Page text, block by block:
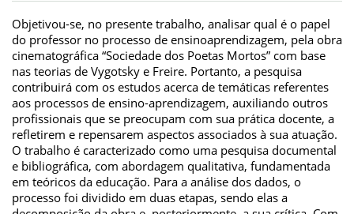
Objetivou-se, no presente trabalho, analisar qual é o papel
do professor no processo de ensinoaprendizagem, pela obra
cinematográfica “Sociedade dos Poetas Mortos” com base
nas teorias de Vygotsky e Freire. Portanto, a pesquisa
contribuirá com os estudos acerca de temáticas referentes
aos processos de ensino-aprendizagem, auxiliando outros
profissionais que se preocupam com sua prática docente, a
refletirem e repensarem aspectos associados à sua atuação.
O trabalho é caracterizado como uma pesquisa documental
e bibliográfica, com abordagem qualitativa, fundamentada
em teóricos da educação. Para a análise dos dados, o
processo foi dividido em duas etapas, sendo elas a